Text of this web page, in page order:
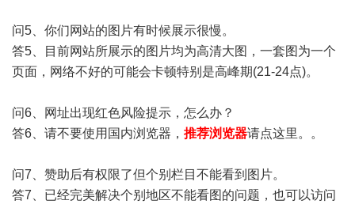
问5、你们网站的图片有时候展示很慢。
答5、目前网站所展示的图片均为高清大图，一套图为一个
页面，网络不好的可能会卡顿特别是高峰期(21-24点)。
问6、网址出现红色风险提示，怎么办？
答6、请不要使用国内浏览器， 推荐浏览器请点这里。。
问7、赞助后有权限了但个别栏目不能看到图片。
答7、已经完美解决个别地区不能看图的问题，也可以访问